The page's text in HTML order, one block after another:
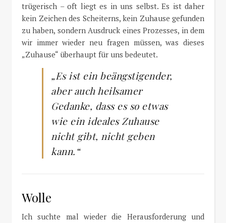
trügerisch – oft liegt es in uns selbst. Es ist daher
kein Zeichen des Scheiterns, kein Zuhause gefunden
zu haben, sondern Ausdruck eines Prozesses, in dem
wir immer wieder neu fragen müssen, was dieses
„Zuhause“ überhaupt für uns bedeutet.
„Es ist ein beängstigender,
aber auch heilsamer
Gedanke, dass es so etwas
wie ein ideales Zuhause
nicht gibt, nicht geben
kann.“
Wolle
Ich suchte mal wieder die Herausforderung und